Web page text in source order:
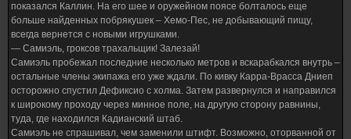
показался Каллин. На его шее и оружейном поясе болталось еще
больше найденных побрякушек – Хемо-Пес, не добывающий пищу,
всегда вернется с новыми игрушками.
— Самиэль, гроксов трахальщик! Залезай!
Самиэль пробежал последние несколько метров и вскарабкался внутрь –
остальные члены экипажа его уже ждали. По кивку Карра-Врасса Дниеп
осторожно спустил Дефиксио с холма. Затем развернулся и направился
к широкому проходу через минное поле, на другую сторону равнины,
туда, где находился Кадианский штаб.
Самиэль не спрашивал, чем заменили штифт. Возможно, оторванной от